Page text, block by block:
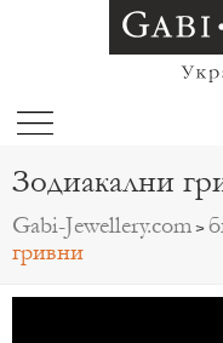
Зодиакални
Gabi-Jewellery.com >
гривни